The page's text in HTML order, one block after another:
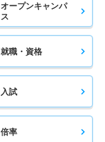
オープンキャンパ
ス
就職・資格
入試
倍率